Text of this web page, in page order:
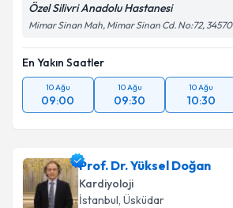
Özel Silivri Anadolu Hastanesi
Mimar Sinan Mah, Mimar Sinan Cd. No:72, 34570
En Yakın Saatler
10 Ağu
09:00
10 Ağu
09:30
10 Ağu
10:30
Prof. Dr. Yüksel Doğan
Kardiyoloji
İstanbul, Üsküdar